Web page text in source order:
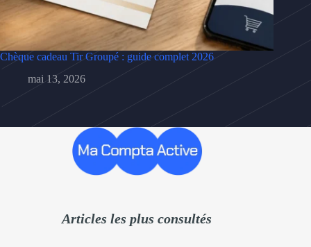
Chèque cadeau Tir Groupé : guide complet 2026
mai 13, 2026
Articles les plus consultés